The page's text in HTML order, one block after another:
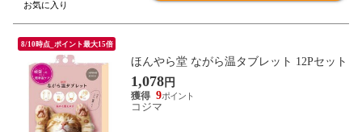
8/10時点_ポイント最大15倍
ほんやら堂 ながら温タブレット 12Pセット
1,078円
9
コジマ